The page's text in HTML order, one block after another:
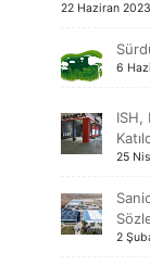
22 Haziran 2023
6
ISH,
25
2